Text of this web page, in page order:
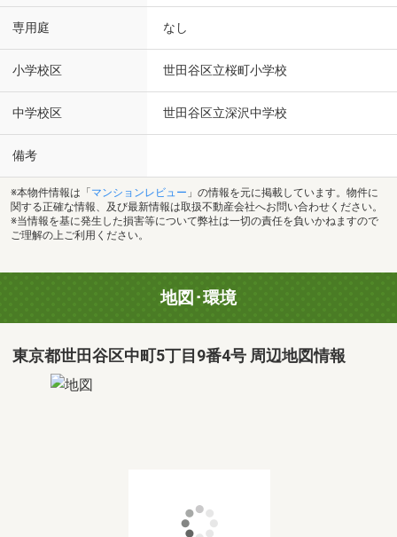
専用庭 なし
小学校区 世田谷区立桜町小学校
中学校区 世田谷区立深沢中学校
備考
※本物件情報は「 マンションレビュー 」の情報を元に掲載しています。物件に
関する正確な情報、及び最新情報は取扱不動産会社へお問い合わせください。
※当情報を基に発生した損害等について弊社は一切の責任を負いかねますので
ご理解の上ご利用ください。
地図･環境
東京都世田谷区中町5丁目9番4号 周辺地図情報